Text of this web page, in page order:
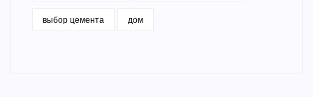
выбор цемента дом